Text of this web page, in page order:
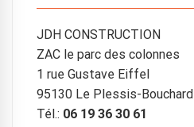
JDH CONSTRUCTION
ZAC le parc des colonnes
1 rue Gustave Eiffel
95130 Le Plessis-Bouchard
Tél.: 06 19 36 30 61